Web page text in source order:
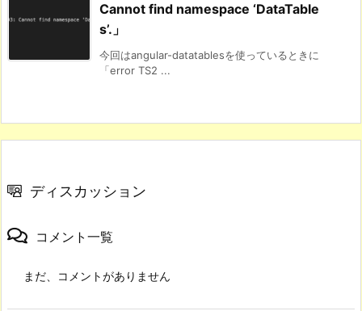
Cannot find namespace ‘DataTable
s’.」
今回はangular-datatablesを使っているときに
「error TS2 ...
ディスカッション
コメント一覧
まだ、コメントがありません